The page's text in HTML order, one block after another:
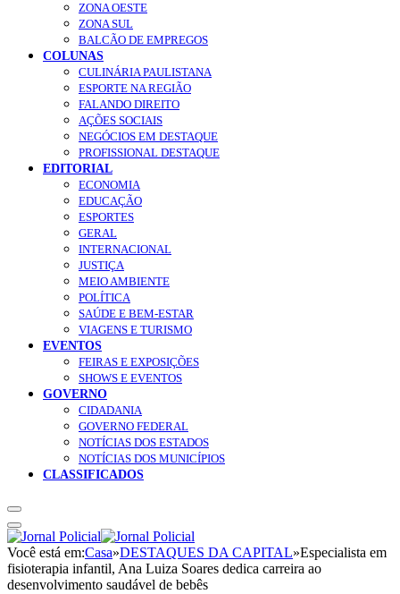
ZONA OESTE
ZONA SUL
BALCÃO DE EMPREGOS
COLUNAS
CULINÁRIA PAULISTANA
ESPORTE NA REGIÃO
FALANDO DIREITO
AÇÕES SOCIAIS
NEGÓCIOS EM DESTAQUE
PROFISSIONAL DESTAQUE
EDITORIAL
ECONOMIA
EDUCAÇÃO
ESPORTES
GERAL
INTERNACIONAL
JUSTIÇA
MEIO AMBIENTE
POLÍTICA
SAÚDE E BEM-ESTAR
VIAGENS E TURISMO
EVENTOS
FEIRAS E EXPOSIÇÕES
SHOWS E EVENTOS
GOVERNO
CIDADANIA
GOVERNO FEDERAL
NOTÍCIAS DOS ESTADOS
NOTÍCIAS DOS MUNICÍPIOS
CLASSIFICADOS
Você está em:Casa»DESTAQUES DA CAPITAL»Especialista em
fisioterapia infantil, Ana Luiza Soares dedica carreira ao
desenvolvimento saudável de bebês